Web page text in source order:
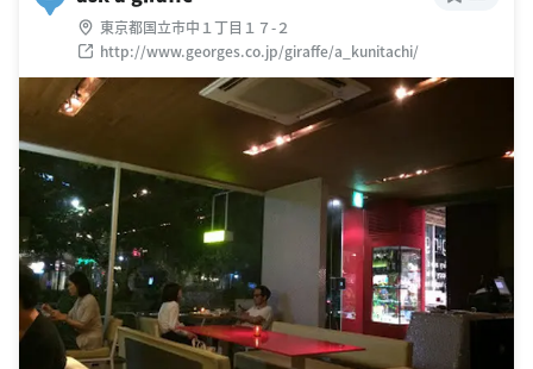
東京都国立市中１丁目１７-２
http://www.georges.co.jp/giraffe/a_kunitachi/